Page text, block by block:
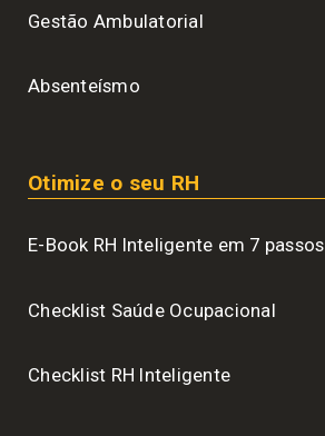
Gestão Ambulatorial
Absenteísmo
Otimize o seu RH
E-Book RH Inteligente em 7 passos
Checklist Saúde Ocupacional
Checklist RH Inteligente